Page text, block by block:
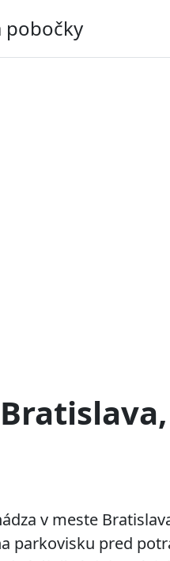
pobočky
v meste
parkovisku pred